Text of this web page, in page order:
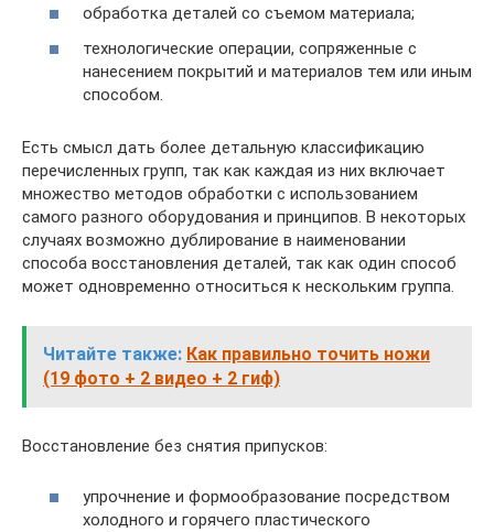
обработка деталей со съемом материала;
технологические операции, сопряженные с
нанесением покрытий и материалов тем или иным
способом.
Есть смысл дать более детальную классификацию
перечисленных групп, так как каждая из них включает
множество методов обработки с использованием
самого разного оборудования и принципов. В некоторых
случаях возможно дублирование в наименовании
способа восстановления деталей, так как один способ
может одновременно относиться к нескольким группа.
Читайте также: Как правильно точить ножи
(19 фото + 2 видео + 2 гиф)
Восстановление без снятия припусков:
упрочнение и формообразование посредством
холодного и горячего пластического